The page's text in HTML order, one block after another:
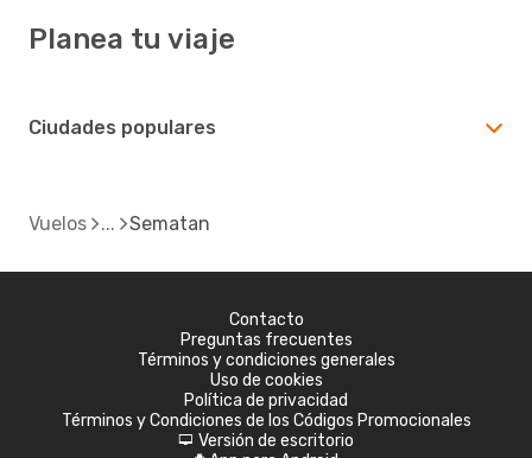
Planea tu viaje
Ciudades populares
Vuelos Sematan
Contacto
Preguntas frecuentes
Términos y condiciones generales
Uso de cookies
Política de privacidad
Términos y Condiciones de los Códigos Promocionales
d Versión de escritorio